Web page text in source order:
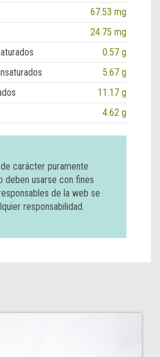
67.53 mg
24.75 mg
0.57 g
5.67 g
11.17 g
4.62 g
carácter puramente
deben usarse con fines
de la web se
responsabilidad.